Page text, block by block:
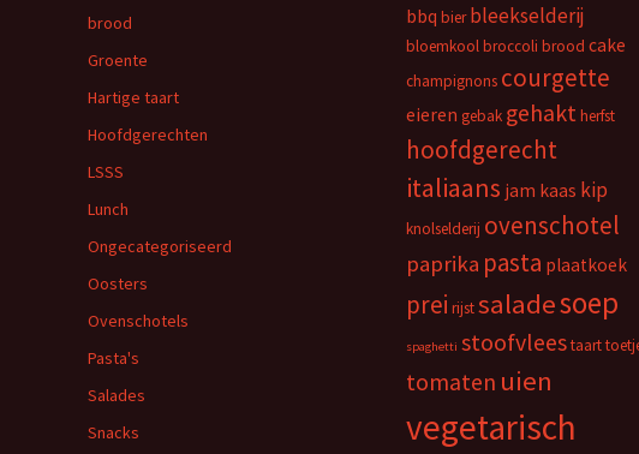
brood
Groente
Hartige taart
Hoofdgerechten
LSSS
Lunch
Ongecategoriseerd
Oosters
Ovenschotels
Pasta's
Salades
Snacks
bbq bier bleekselderij
bloemkoolbroccoli brood cake
champignons courgette
eieren gebak gehaktherfst
hoofdgerecht
italiaans jam kaas kip
knolselderij ovenschotel
paprika pasta plaatkoek
prei rijstsaladesoep
spaghetti stoofvleestaart
tomaten uien
vegetarisch